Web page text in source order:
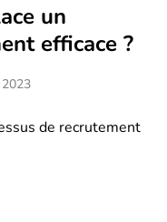
un
efficace ?
de recrutement